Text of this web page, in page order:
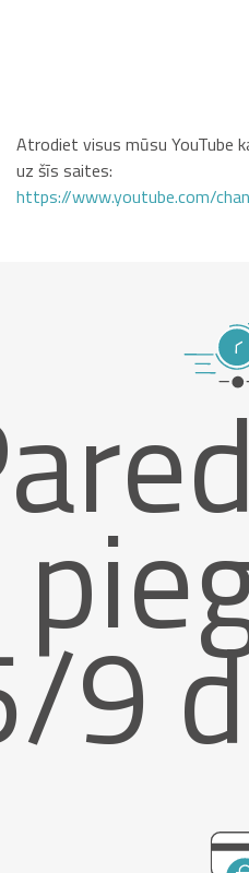
Atrodiet visus mūsu YouTube
uz šīs saites:
https://www.youtube.com/
9